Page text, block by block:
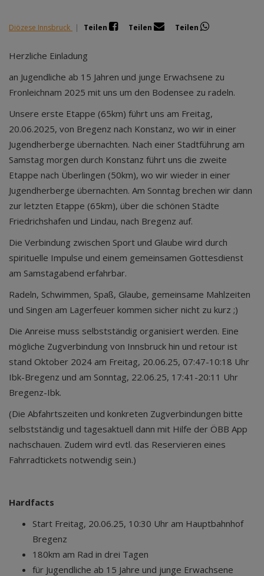
Diözese Innsbruck | Teilen Teilen Teilen
Herzliche Einladung
an Jugendliche ab 15 Jahren und junge Erwachsene zu
Fronleichnam 2025 mit uns um den Bodensee zu radeln.
Unsere erste Etappe (65km) führt uns am Freitag,
20.06.2025, von Bregenz nach Konstanz, wo wir in einer
Jugendherberge übernachten. Nach einer Stadtführung am
Samstag morgen durch Konstanz führt uns die zweite
Etappe nach Überlingen (50km), wo wir wieder in einer
Jugendherberge übernachten. Am Sonntag brechen wir dann
zur letzten Etappe (65km), über die schönen Städte
Friedrichshafen und Lindau, nach Bregenz auf.
Die Verbindung zwischen Sport und Glaube wird durch
spirituelle Impulse und einem gemeinsamen Gottesdienst
am Samstagabend erfahrbar.
Radeln, Schwimmen, Spaß, Glaube, gemeinsame Mahlzeiten
und Singen am Lagerfeuer kommen sicher nicht zu kurz ;)
Die Anreise muss selbstständig organisiert werden. Eine
mögliche Zugverbindung von Innsbruck hin und retour ist
stand Oktober 2024 am Freitag, 20.06.25, 07:47-10:18 Uhr
Ibk-Bregenz und am Sonntag, 22.06.25, 17:41-20:11 Uhr
Bregenz-Ibk.
(Die Abfahrtszeiten und konkreten Zugverbindungen bitte
selbstständig und tagesaktuell dann mit Hilfe der ÖBB App
nachschauen. Zudem wird evtl. das Reservieren eines
Fahrradtickets notwendig sein.)
Hardfacts
Start Freitag, 20.06.25, 10:30 Uhr am Hauptbahnhof
Bregenz
180km am Rad in drei Tagen
für Jugendliche ab 15 Jahre und junge Erwachsene